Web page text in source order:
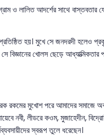
ও লালিত আদর্শের সাথে
হয়। মুখে সে জনদরদী হলেও
সে বিজ্ঞানের খোলস ছেড়ে
রকমের মুখোশ পরে আমাদের সমাজে
নবী, লীডরে কওম, মুজাহেদীন,
স্বরূপ তুলে ধরেছেন।